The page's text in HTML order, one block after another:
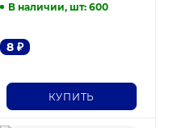
В наличии, шт: 600
8₽
КУПИТЬ